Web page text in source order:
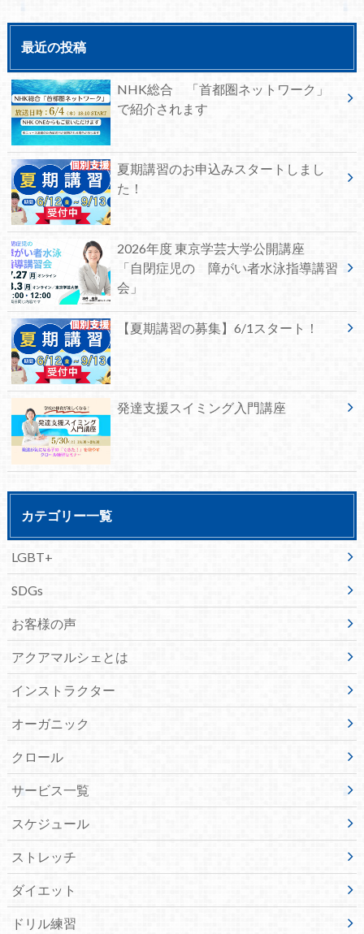
最近の投稿
NHK総合 「首都圏ネットワーク」
で紹介されます
夏期講習のお申込みスタートしまし
た！
2026年度 東京学芸大学公開講座
「自閉症児の 障がい者水泳指導講習
会」
【夏期講習の募集】6/1スタート！
発達支援スイミング入門講座
カテゴリー一覧
LGBT+
SDGs
お客様の声
アクアマルシェとは
インストラクター
オーガニック
クロール
サービス一覧
スケジュール
ストレッチ
ダイエット
ドリル練習